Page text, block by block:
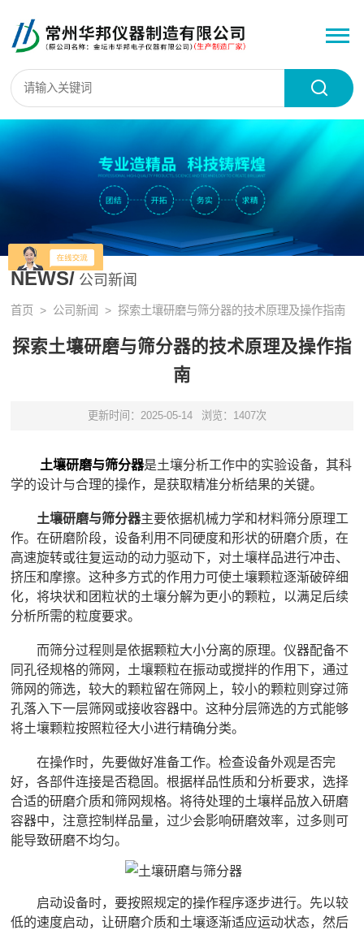
NEWS/ 公司新闻
首页 > 公司新闻 > 探索土壤研磨与筛分器的技术原理及操作指南
探索土壤研磨与筛分器的技术原理及操作指
南
更新时间：2025-05-14 浏览：1407次
土壤研磨与筛分器是土壤分析工作中的实验设备，其科
学的设计与合理的操作，是获取精准分析结果的关键。
土壤研磨与筛分器主要依据机械力学和材料筛分原理工
作。在研磨阶段，设备利用不同硬度和形状的研磨介质，在
高速旋转或往复运动的动力驱动下，对土壤样品进行冲击、
挤压和摩擦。这种多方式的作用力可使土壤颗粒逐渐破碎细
化，将块状和团粒状的土壤分解为更小的颗粒，以满足后续
分析所需的粒度要求。
而筛分过程则是依据颗粒大小分离的原理。仪器配备不
同孔径规格的筛网，土壤颗粒在振动或搅拌的作用下，通过
筛网的筛选，较大的颗粒留在筛网上，较小的颗粒则穿过筛
孔落入下一层筛网或接收容器中。这种分层筛选的方式能够
将土壤颗粒按照粒径大小进行精确分类。
在操作时，先要做好准备工作。检查设备外观是否完
好，各部件连接是否稳固。根据样品性质和分析要求，选择
合适的研磨介质和筛网规格。将待处理的土壤样品放入研磨
容器中，注意控制样品量，过少会影响研磨效率，过多则可
能导致研磨不均匀。
启动设备时，要按照规定的操作程序逐步进行。先以较
低的速度启动，让研磨介质和土壤逐渐适应运动状态，然后